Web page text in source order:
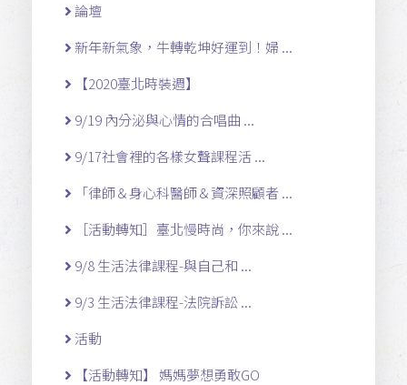
論壇
新年新氣象，牛轉乾坤好運到！婦 ...
【2020臺北時裝週】
9/19 內分泌與心情的合唱曲 ...
9/17社會裡的各樣女聲課程活 ...
「律師＆身心科醫師＆資深照顧者 ...
［活動轉知］臺北慢時尚，你來說 ...
9/8 生活法律課程-與自己和 ...
9/3 生活法律課程-法院訴訟 ...
活動
【活動轉知】 媽媽夢想勇敢GO